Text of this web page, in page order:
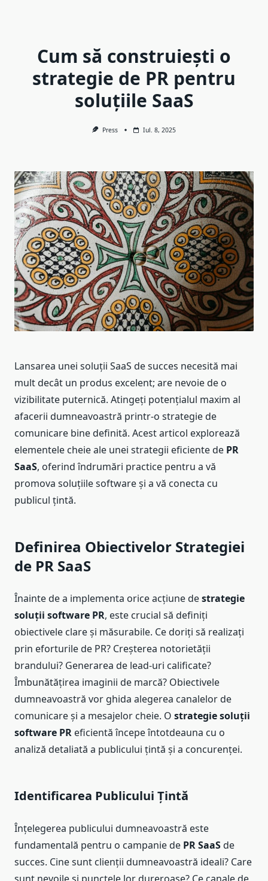
Cum să construiești o
strategie de PR pentru
soluțiile SaaS
Press Iul. 8, 2025
Lansarea unei soluții SaaS de succes necesită mai
mult decât un produs excelent; are nevoie de o
vizibilitate puternică. Atingeți potențialul maxim al
afacerii dumneavoastră printr-o strategie de
comunicare bine definită. Acest articol explorează
elementele cheie ale unei strategii eficiente de PR
SaaS, oferind îndrumări practice pentru a vă
promova soluțiile software și a vă conecta cu
publicul țintă.
Definirea Obiectivelor Strategiei
de PR SaaS
Înainte de a implementa orice acțiune destrategie
soluții software PR, este crucial să definiți
obiectivele clare și măsurabile. Ce doriți să realizați
prin eforturile de PR? Creșterea notorietății
brandului? Generarea de lead-uri calificate?
Îmbunătățirea imaginii de marcă? Obiectivele
dumneavoastră vor ghida alegerea canalelor de
comunicare și a mesajelor cheie. O strategie soluții
software PR eficientă începe întotdeauna cu o
analiză detaliată a publicului țintă și a concurenței.
Identificarea Publicului Țintă
Înțelegerea publicului dumneavoastră este
fundamentală pentru o campanie de PR SaaSde
succes. Cine sunt clienții dumneavoastră ideali? Care